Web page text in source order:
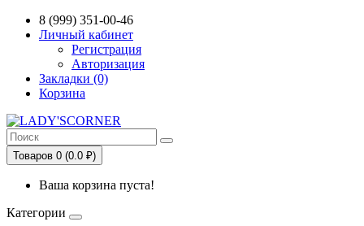
Сервис сравнения цен в Беларуси
8 (999) 351-00-46
Личный кабинет
Регистрация
Авторизация
Закладки (0)
Корзина
Товаров 0 (0.0 ₽)
Ваша корзина пуста!
Категории